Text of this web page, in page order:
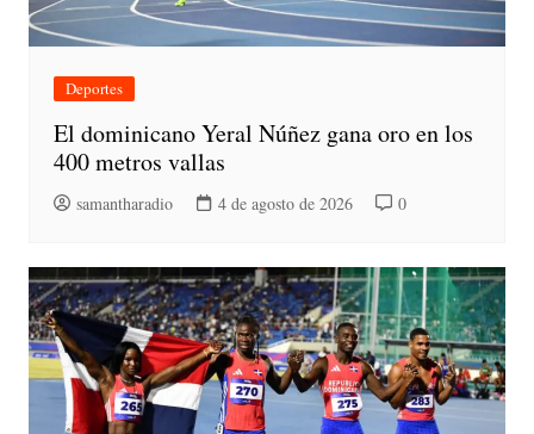
Deportes
El dominicano Yeral Núñez gana oro en los
400 metros vallas
samantharadio 4 de agosto de 2026 0